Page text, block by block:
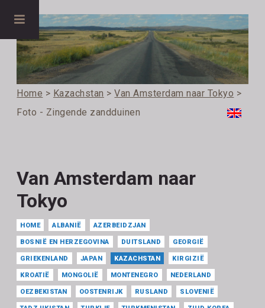
Home > Kazachstan >Van Amsterdam naar Tokyo >
Foto - Zingende zandduinen
Van Amsterdam naar
Tokyo
HOME ALBANIË AZERBEIDZJAN
BOSNIË EN HERZEGOVINA DUITSLAND GEORGIË
GRIEKENLAND JAPAN KAZACHSTAN KIRGIZIË
KROATIË MONGOLIË MONTENEGRO NEDERLAND
OEZBEKISTAN OOSTENRIJK RUSLAND SLOVENIË